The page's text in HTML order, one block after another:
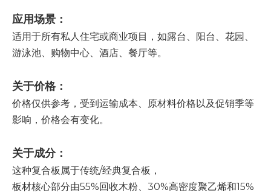
应用场景：
适用于所有私人住宅或商业项目，如露台、阳台、花园、
游泳池、购物中心、酒店、餐厅等。
关于价格：
价格仅供参考，受到运输成本、原材料价格以及促销季等
影响，价格会有变化。
关于成分：
这种复合板属于传统/经典复合板，
板材核心部分由55%回收木粉、30%高密度聚乙烯和15%